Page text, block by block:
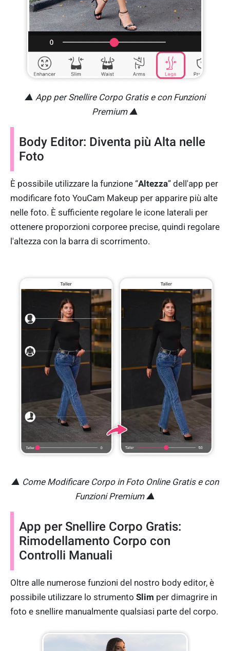
▲ App per Snellire Corpo Gratis e con Funzioni
Premium ▲
Body Editor: Diventa più Alta nelle
Foto
È possibile utilizzare la funzione “Altezza” dell'app per
modificare foto YouCam Makeup per apparire più alte
nelle foto. È sufficiente regolare le icone laterali per
ottenere proporzioni corporee precise, quindi regolare
l'altezza con la barra di scorrimento.
▲ Come Modificare Corpo in Foto Online Gratis e con
Funzioni Premium ▲
App per Snellire Corpo Gratis:
Rimodellamento Corpo con
Controlli Manuali
Oltre alle numerose funzioni del nostro body editor, è
possibile utilizzare lo strumento Slim per dimagrire in
foto e snellire manualmente qualsiasi parte del corpo.